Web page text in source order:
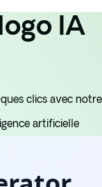
IA
clics avec notre
artificielle